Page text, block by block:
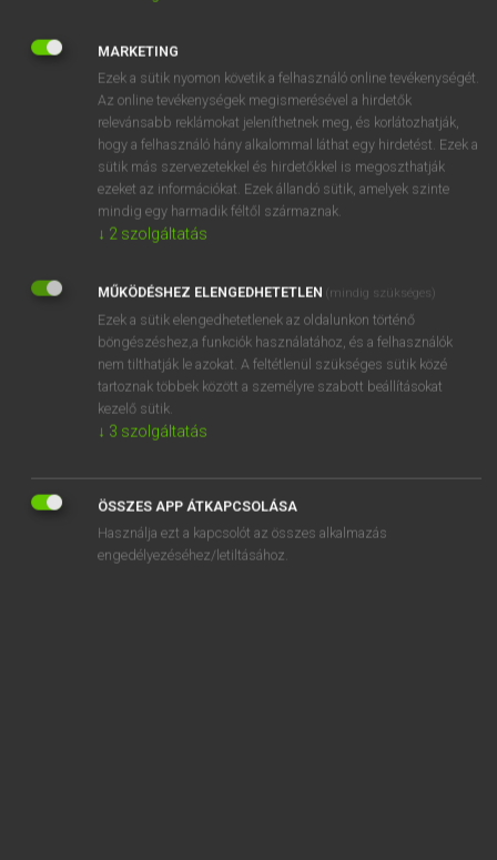
stirrer
stirrup-bone
stirrup-cup
stirrup leather
SZOTAR.NET APPLIKÁCIÓ
ONLINE NYELVVIZSGA
MARKETING
Ezek a sütik nyomon követik a felhasználó online tevékenységét.
Az online tevékenységek megismerésével a hirdetők
relevánsabb reklámokat jeleníthetnek meg, és korlátozhatják,
hogy a felhasználó hány alkalommal láthat egy hirdetést. Ezek a
sütik más szervezetekkel és hirdetőkkel is megoszthatják
ezeket az információkat. Ezek állandó sütik, amelyek szinte
mindig egy harmadik féltől származnak.
↓ 2 szolgáltatás
MŰKÖDÉSHEZ ELENGEDHETETLEN (mindig szükséges)
Ezek a sütik elengedhetetlenek az oldalunkon történő
böngészéshez,a funkciók használatához, és a felhasználók
nem tilthatják le azokat. A feltétlenül szükséges sütik közé
tartoznak többek között a személyre szabott beállításokat
kezelő sütik.
↓ 3 szolgáltatás
ÖSSZES APP ÁTKAPCSOLÁSA
Használja ezt a kapcsolót az összes alkalmazás
engedélyezéséhez/letiltásához.